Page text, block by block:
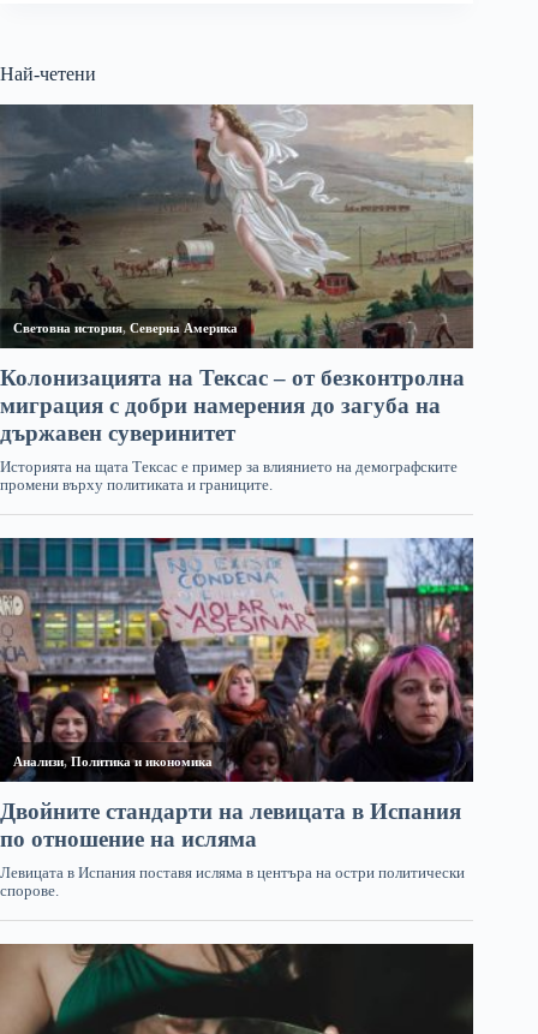
Най-четени